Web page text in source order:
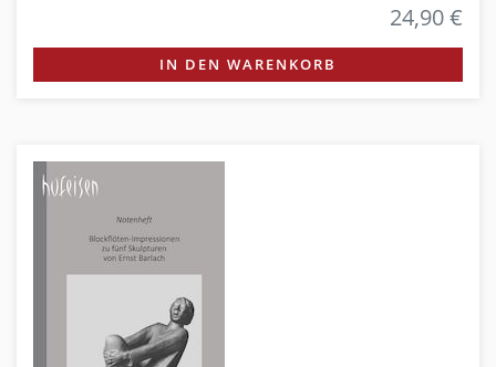
24,90 €
IN DEN WARENKORB